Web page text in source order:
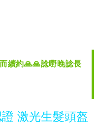
續約🙏🙏諗嘢晚諗長
激光生髮頭盔